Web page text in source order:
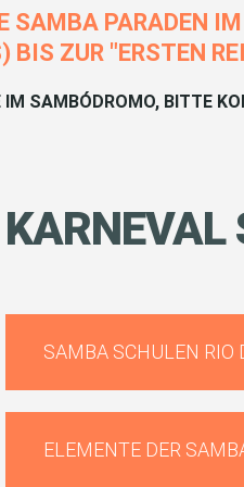
PARADEN
ZUR "ERSTEN
SAMBÓDROMO, BITTE
KARNEVAL
SAMBA SCHULEN RIO
ELEMENTE DER